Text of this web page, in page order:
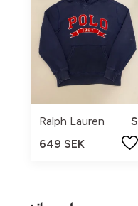
Ralph Lauren
S
649 SEK